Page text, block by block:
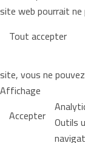
site web pourrait
Tout accepter
site, vous ne
Affichage
Accepter Outils